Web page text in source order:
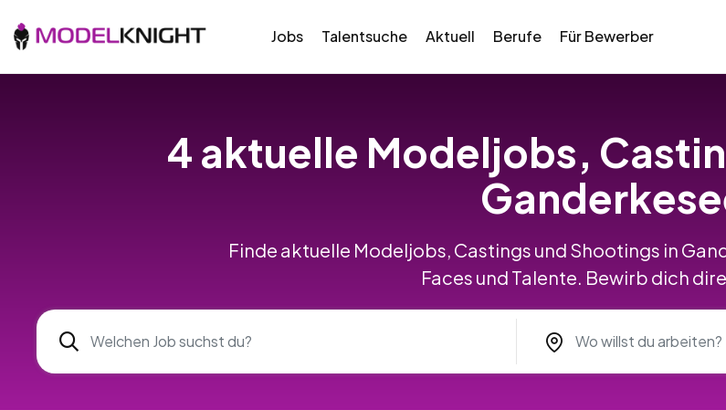
Jobs Talentsuche Aktuell Berufe Für Bewerber
4 aktuelle Modeljobs,
Finde aktuelle Modeljobs, Castings und Shootings in
Faces und Talente. Bewirb dich